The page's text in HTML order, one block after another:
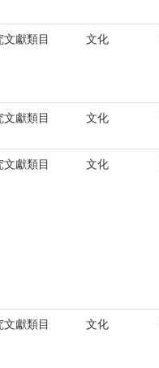
獻類目
文化
獻類目
文化
獻類目
文化
獻類目
文化